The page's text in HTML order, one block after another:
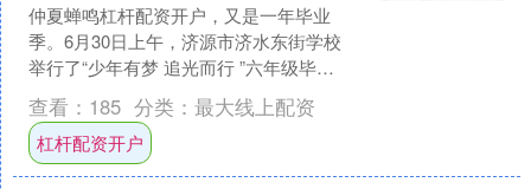
仲夏蝉鸣杠杆配资开户，又是一年毕业
季。6月30日上午，济源市济水东街学校
举行了“少年有梦 追光而行 ”六年级毕业
典礼。 毕业典礼以三大篇章徐徐展开，
每一幕都镌刻....
查看： 185 分类： 最大线上配资
杠杆配资开户